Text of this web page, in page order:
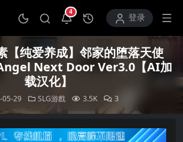
4
打开通知中心登录
【纯爱养成】邻家的堕落天使
Next Door Ver3.0【AI加
载汉化】
05-29 SLG游戲 3.5K 3